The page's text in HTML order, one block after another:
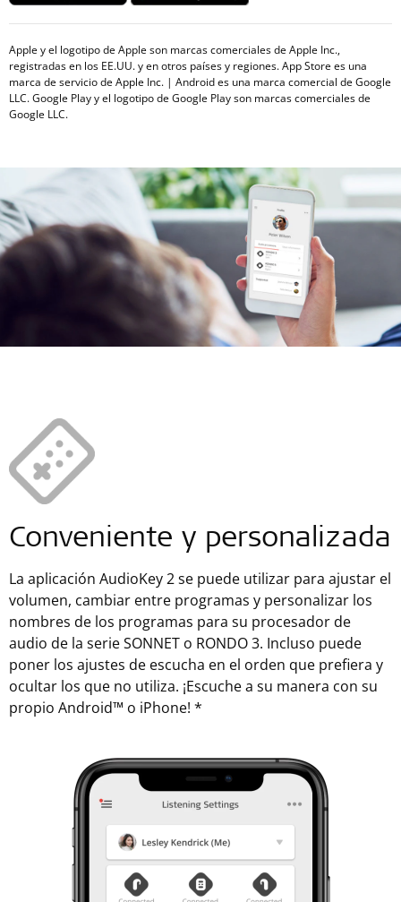
Apple y el logotipo de Apple son marcas comerciales de Apple Inc.,
registradas en los EE.UU. y en otros países y regiones. App Store es una
marca de servicio de Apple Inc. | Android es una marca comercial de Google
LLC. Google Play y el logotipo de Google Play son marcas comerciales de
Google LLC.
Conveniente y personalizada
La aplicación AudioKey 2 ​​se puede utilizar para ajustar el
volumen, cambiar entre programas y personalizar los
nombres de los programas para su procesador de
audio de la serie SONNET o RONDO 3. Incluso puede
poner los ajustes de escucha en el orden que prefiera y
ocultar los que no utiliza. ¡Escuche a su manera con su
propio Android™ o iPhone! *